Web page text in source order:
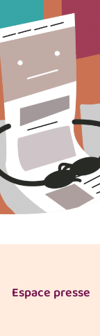
Espace presse